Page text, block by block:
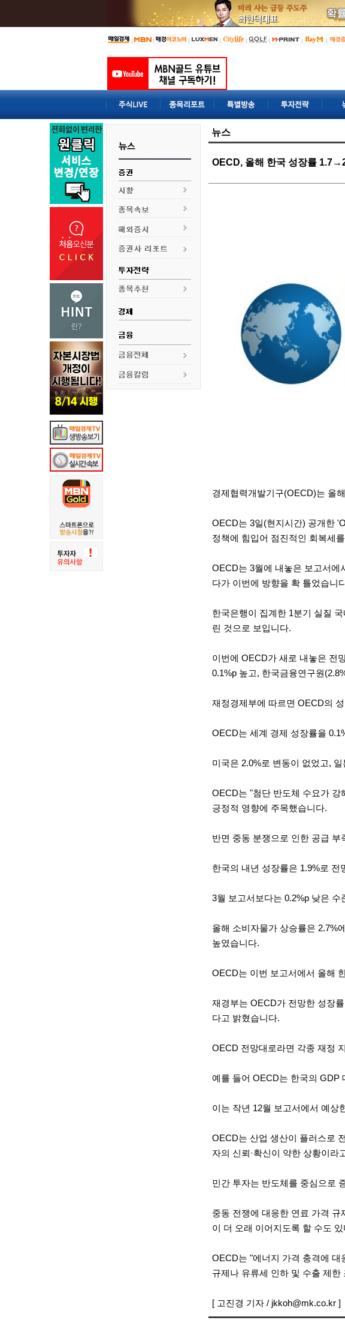
뉴스
OECD, 올해 한국 성장률
경제협력개발기구(OECD)는 올
OECD는 3일(현지시간) 공개한
정책에 힘입어 점진적인 회복세
OECD는 3월에 내놓은 보고서에
다가 이번에 방향을 확 틀었습니
한국은행이 집계한 1분기 실질
린 것으로 보입니다.
이번에 OECD가 새로 내놓은 전
0.1%p 높고, 한국금융연구원
재정경제부에 따르면 OECD의
OECD는 세계 경제 성장률을
미국은 2.0%로 변동이 없었고,
OECD는 "첨단 반도체 수요가 강
긍정적 영향에 주목했습니다.
반면 중동 분쟁으로 인한 공급
한국의 내년 성장률은 1.9%로 전
3월 보고서보다는 0.2%p 낮은 수
올해 소비자물가 상승률은 2.7%
높였습니다.
OECD는 이번 보고서에서 올해
재경부는 OECD가 전망한 성장
다고 밝혔습니다.
OECD 전망대로라면 각종 재정
예를 들어 OECD는 한국의 GDP
이는 작년 12월 보고서에서 예상
OECD는 산업 생산이 플러스로
자의 신뢰·확신이 약한 상황이라
민간 투자는 반도체를 중심으로
중동 전쟁에 대응한 연료 가격
이 더 오래 이어지도록 할 수도
OECD는 "에너지 가격 충격에 대
규제나 유류세 인하 및 수출 제
[ 고진경 기자 / jkkoh@mk.co.kr ]